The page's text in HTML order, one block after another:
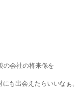
の会社の将来像を
も出会えたらいいなぁ。